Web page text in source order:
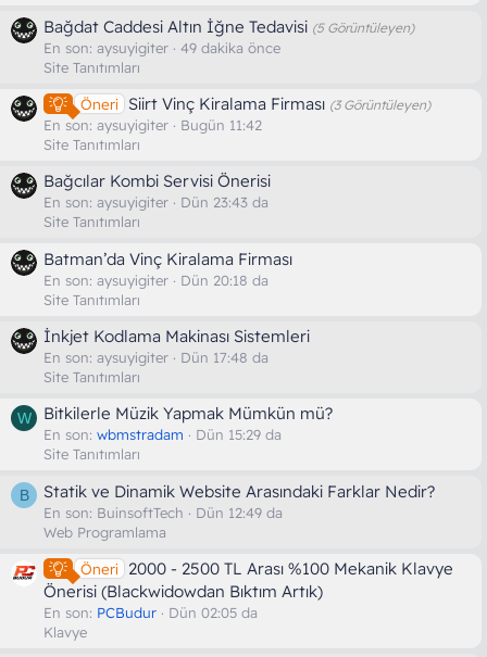
Bağdat Caddesi Altın İğne Tedavisi (5 Görüntüleyen)
En son: aysuyigiter
49 dakika önce
Site Tanıtımları
Öneri Siirt Vinç Kiralama Firması (3 Görüntüleyen)
En son: aysuyigiter
Bugün 11:42
Site Tanıtımları
Bağcılar Kombi Servisi Önerisi
En son: aysuyigiter
Dün 23:43 da
Site Tanıtımları
Batman’da Vinç Kiralama Firması
En son: aysuyigiter
Dün 20:18 da
Site Tanıtımları
İnkjet Kodlama Makinası Sistemleri
En son: aysuyigiter
Dün 17:48 da
Site Tanıtımları
W Bitkilerle Müzik Yapmak Mümkün mü?
En son: wbmstradam
Dün 15:29 da
Site Tanıtımları
B Statik ve Dinamik Website Arasındaki Farklar Nedir?
En son: BuinsoftTech
Dün 12:49 da
Web Programlama
Öneri
2000 - 2500 TL Arası %100 Mekanik Klavye
Önerisi (Blackwidowdan Bıktım Artık)
En son: PCBudur
Dün 02:05 da
Klavye